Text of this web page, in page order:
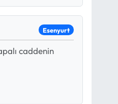
Esenyurt
caddenin